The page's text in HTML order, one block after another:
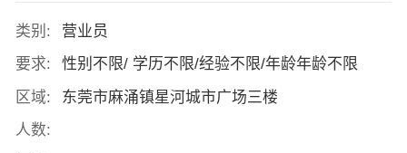
类别:
营业员
要求:
性别不限/ 学历不限/经验不限/年龄年龄不限
区域:
东莞市麻涌镇星河城市广场三楼
人数: